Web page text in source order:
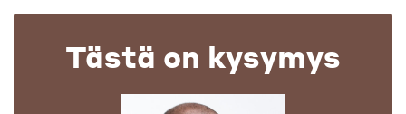
Tästä on kysymys